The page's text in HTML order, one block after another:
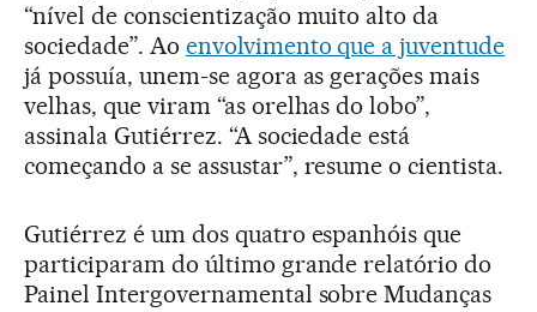
“nível de conscientização muito alto da
sociedade”. Ao envolvimento que a juventude
já possuía, unem-se agora as gerações mais
velhas, que viram “as orelhas do lobo”,
assinala Gutiérrez. “A sociedade está
começando a se assustar”, resume o cientista.
Gutiérrez é um dos quatro espanhóis que
participaram do último grande relatório do
Painel Intergovernamental sobre Mudanças